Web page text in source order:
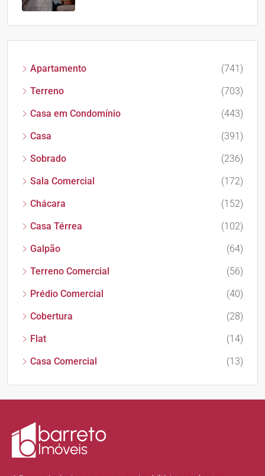
Apartamento
(741)
Terreno
(703)
Casa em Condomínio
(443)
Casa
(391)
Sobrado
(236)
Sala Comercial
(172)
Chácara
(152)
Casa Térrea
(102)
Galpão
(64)
Terreno Comercial
(56)
Prédio Comercial
(40)
Cobertura
(28)
Flat
(14)
Casa Comercial
(13)